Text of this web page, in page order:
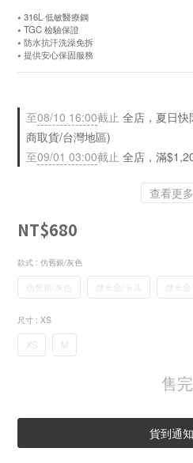
⭑ 316L 低敏醫療鋼
⭑ TGC 檢驗保證
⭑ 防水抗汗洗澡免拆
⭑ 提供安心保固服務
至08/10 16:00截止 全店，夏日
商取貨/台灣地區)
至09/01 03:00截止 全店，滿
查看更多
NT$680
款式 : 仿舊銀/灰色
仿舊銀/灰色 微米金/卡其 微米金/
尺寸 : XS
XS M
售完
貨到通